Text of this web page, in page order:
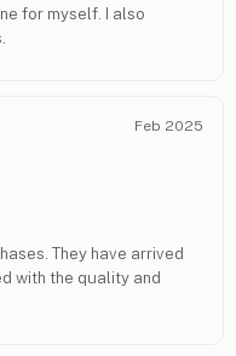
for myself. I also
Feb 2025
They have arrived
with the quality and